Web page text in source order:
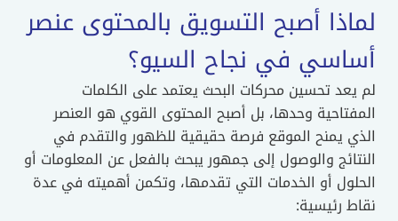
لماذا أصبح التسويق بالمحتوى عنصر
أساسي في نجاح السيو؟
لم يعد تحسين محركات البحث يعتمد على الكلمات
المفتاحية وحدها، بل أصبح المحتوى القوي هو العنصر
الذي يمنح الموقع فرصة حقيقية للظهور والتقدم في
النتائج والوصول إلى جمهور يبحث بالفعل عن المعلومات أو
الحلول أو الخدمات التي تقدمها، وتكمن أهميته في عدة
نقاط رئيسية: